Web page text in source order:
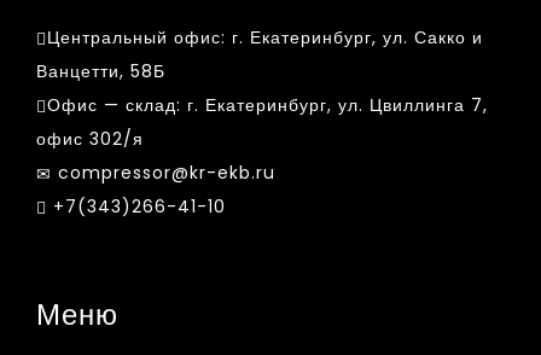
Центральный офис: г. Екатеринбург, ул. Сакко и
Ванцетти, 58Б
Офис — склад: г. Екатеринбург, ул. Цвиллинга 7,
офис 302/я
compressor@kr-ekb.ru
+7(343)266-41-10
Меню